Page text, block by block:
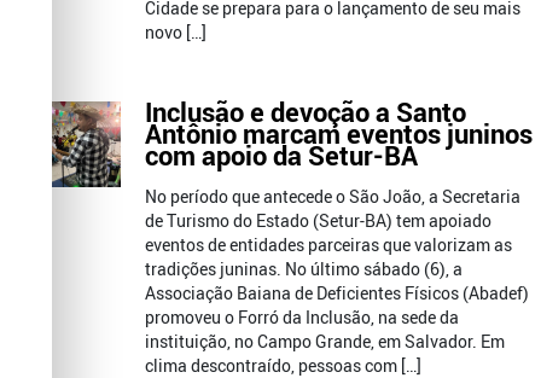
Cidade se prepara para o lançamento de seu mais
novo […]
Inclusão e devoção a Santo
Antônio marcam eventos juninos
com apoio da Setur-BA
No período que antecede o São João, a Secretaria
de Turismo do Estado (Setur-BA) tem apoiado
eventos de entidades parceiras que valorizam as
tradições juninas. No último sábado (6), a
Associação Baiana de Deficientes Físicos (Abadef)
promoveu o Forró da Inclusão, na sede da
instituição, no Campo Grande, em Salvador. Em
clima descontraído, pessoas com […]